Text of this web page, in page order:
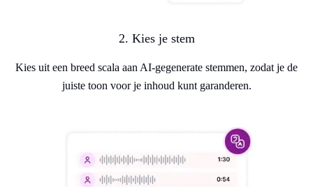
2. Kies je stem
Kies uit een breed scala aan AI-gegenerate stemmen, zodat je de
juiste toon voor je inhoud kunt garanderen.